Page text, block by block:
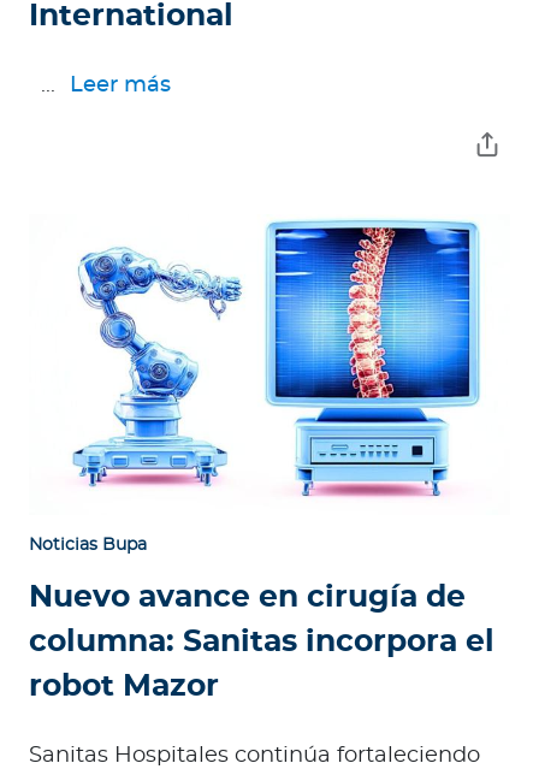
International
... Leer más
Noticias Bupa
Nuevo avance en cirugía de
columna: Sanitas incorpora el
robot Mazor
Sanitas Hospitales continúa fortaleciendo